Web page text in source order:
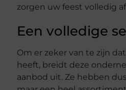
zorgen uw feest volledig
Een volledige
Om er zeker van te zijn
heeft, breidt deze
aanbod uit. Ze hebben